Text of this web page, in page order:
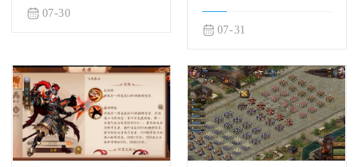
07-30
07-31